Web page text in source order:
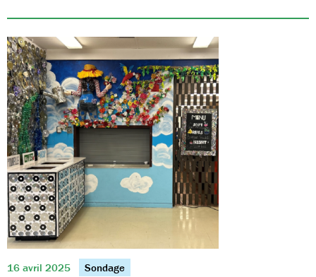
16 avril 2025 Sondage